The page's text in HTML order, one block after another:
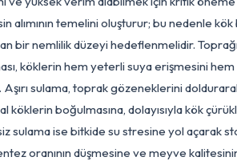
Detaylı Sulama ve
Domates (Solanum lycopersicum)
gelişimi ve yüksek verim alabilmek için
ve besin alımının temelini oluşturur; bu
olmayan bir nemlilik düzeyi